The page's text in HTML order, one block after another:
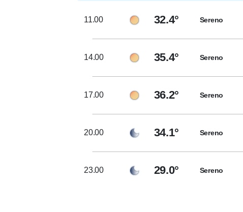
11.00 32.4° Sereno
14.00 35.4° Sereno
17.00 36.2° Sereno
20.00 34.1° Sereno
23.00 29.0° Sereno